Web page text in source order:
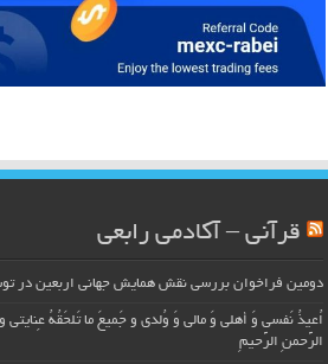
قرآنی – آکادمی رابعی
دومین فراخوان بررسی نقش همایش جهانی اربعین در
اُعیذُ نَفسی وَ أهلی وَ مالی وَ وُلدی و جَمیعَ ما تَلحَقُهُ عِنایتی
الرَّحمنِ الرَّحیمِ